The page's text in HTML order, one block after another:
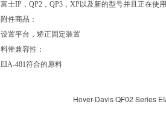
富士IP，QP2，QP3，XP以及新的型号并且正在使
附件商品：
设置平台，矫正固定装置
料带兼容性：
EIA-481符合的原料
Hover-Davis QF02 Series EIA481